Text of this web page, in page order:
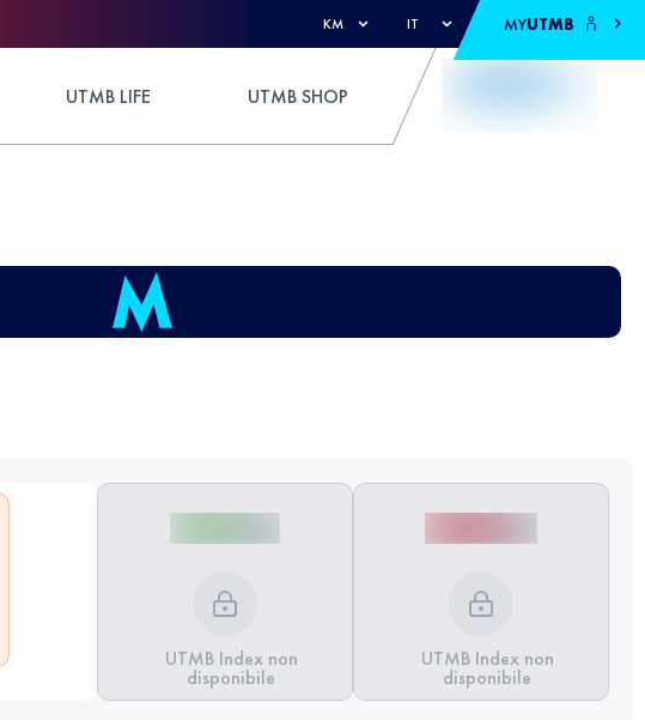
KM IT MYUTMB
UTMB LIFE UTMB SHOP
UTMB Index non
disponibile
UTMB Index non
disponibile